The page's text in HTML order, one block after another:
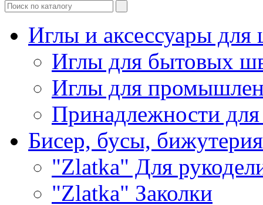
Иглы и аксессуары
Иглы для бытовых
Иглы для
Принадлежности
Бисер, бусы, бижутерия
"Zlatka" Для
"Zlatka" Заколки